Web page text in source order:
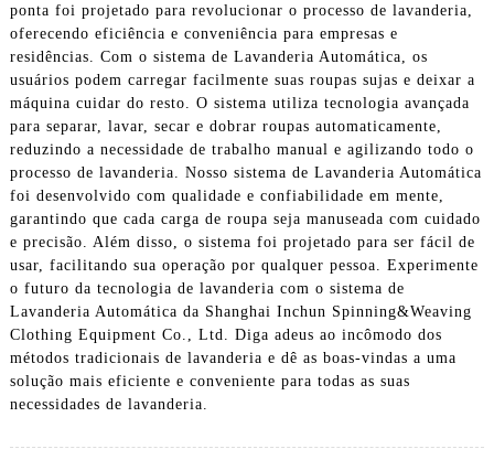
ponta foi projetado para revolucionar o processo de lavanderia,
oferecendo eficiência e conveniência para empresas e
residências. Com o sistema de Lavanderia Automática, os
usuários podem carregar facilmente suas roupas sujas e deixar a
máquina cuidar do resto. O sistema utiliza tecnologia avançada
para separar, lavar, secar e dobrar roupas automaticamente,
reduzindo a necessidade de trabalho manual e agilizando todo o
processo de lavanderia. Nosso sistema de Lavanderia Automática
foi desenvolvido com qualidade e confiabilidade em mente,
garantindo que cada carga de roupa seja manuseada com cuidado
e precisão. Além disso, o sistema foi projetado para ser fácil de
usar, facilitando sua operação por qualquer pessoa. Experimente
o futuro da tecnologia de lavanderia com o sistema de
Lavanderia Automática da Shanghai Inchun Spinning&Weaving
Clothing Equipment Co., Ltd. Diga adeus ao incômodo dos
métodos tradicionais de lavanderia e dê as boas-vindas a uma
solução mais eficiente e conveniente para todas as suas
necessidades de lavanderia.